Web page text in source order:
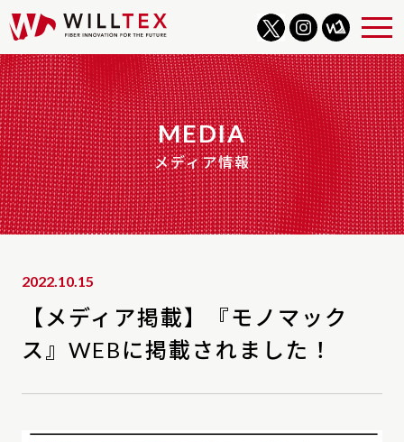
WILLTEX
ABOUT
BUSINESS
COMPANY
EXFIBERS
TwitterInstagramWILLNOTE
MEDIA
メディア情報
2022.10.15
【メディア掲載】『モノマック
ス』WEBに掲載されました！